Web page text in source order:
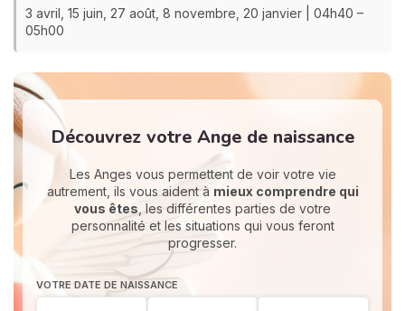
3 avril, 15 juin, 27 août, 8 novembre, 20 janvier | 04h40 –
05h00
Découvrez votre Ange de naissance
Les Anges vous permettent de voir votre vie
autrement, ils vous aident à mieux comprendre qui
vous êtes , les différentes parties de votre
personnalité et les situations qui vous feront
progresser.
VOTRE DATE DE NAISSANCE